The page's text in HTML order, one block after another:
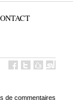
de commentaires